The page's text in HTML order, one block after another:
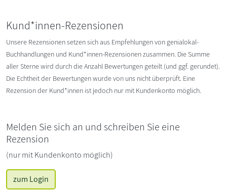
Kund*innen-Rezensionen
Unsere Rezensionen setzen sich aus Empfehlungen von genialokal-
Buchhandlungen und Kund*innen-Rezensionen zusammen. Die Summe
aller Sterne wird durch die Anzahl Bewertungen geteilt (und ggf. gerundet).
Die Echtheit der Bewertungen wurde von uns nicht überprüft. Eine
Rezension der Kund*innen ist jedoch nur mit Kundenkonto möglich.
Melden Sie sich an und schreiben Sie eine
Rezension
(nur mit Kundenkonto möglich)
zum Login